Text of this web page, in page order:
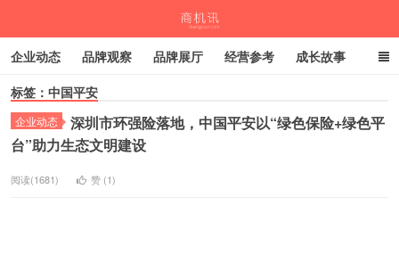
企业动态 品牌观察 品牌展厅 经营参考 成长故事
深度观察 伙伴计划
标签：中国平安
企业动态
深圳市环强险落地，中国平安以“绿色保险+绿色平
台”助力生态文明建设
阅读(1681) 赞 (1)